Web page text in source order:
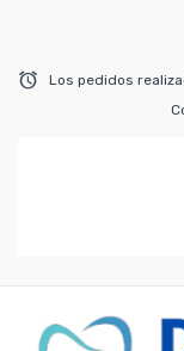
Los pedidos